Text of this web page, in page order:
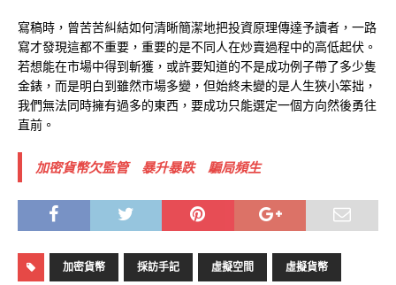
寫稿時，曾苦苦糾結如何清晰簡潔地把投資原理傳達予讀者，一路
寫才發現這都不重要，重要的是不同人在炒賣過程中的高低起伏。
若想能在市場中得到斬獲，或許要知道的不是成功例子帶了多少隻
金錶，而是明白到雖然市場多變，但始終未變的是人生狹小笨拙，
我們無法同時擁有過多的東西，要成功只能選定一個方向然後勇往
直前。
加密貨幣欠監管 暴升暴跌 騙局頻生
加密貨幣 採訪手記 虛擬空間 虛擬貨幣